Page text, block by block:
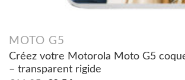
MOTO G5
Créez votre Motorola Moto G5
– transparent rigide